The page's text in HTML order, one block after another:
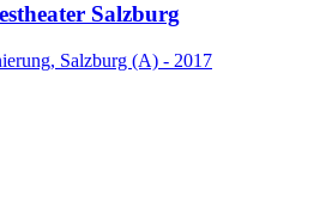
Salzburg
Salzburg (A) - 2017